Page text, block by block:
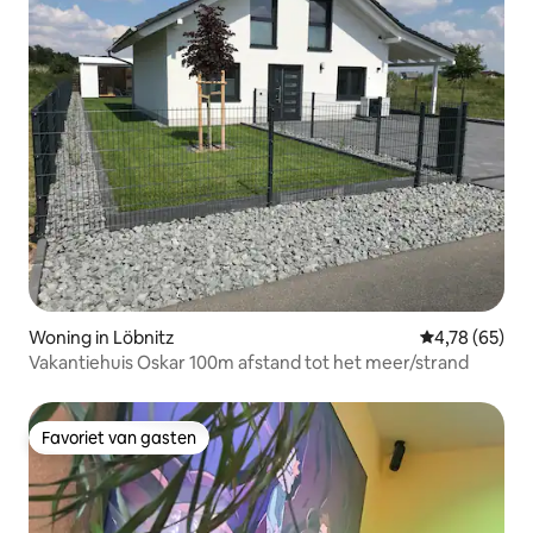
Woning in Löbnitz Gemiddelde
4,78 (65)
Vakantiehuis Oskar 100m afstand tot het meer/strand
Favoriet van gasten
Favoriet van gasten